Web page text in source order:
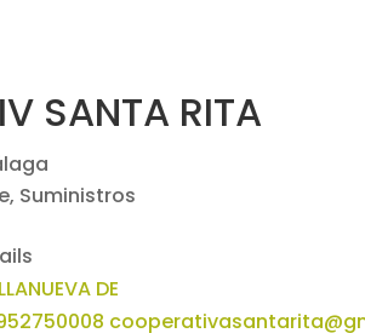
SANTA RITA
Suministros
DE